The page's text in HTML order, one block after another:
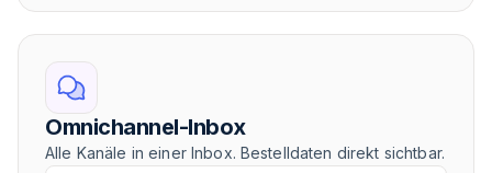
Omnichannel-Inbox
Alle Kanäle in einer Inbox. Bestelldaten direkt sichtbar.